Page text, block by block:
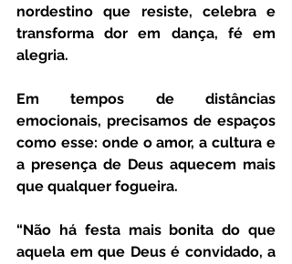
nordestino que resiste, celebra e
transforma dor em dança, fé em
alegria.
Em tempos de distâncias
emocionais, precisamos de espaços
como esse: onde o amor, a cultura e
a presença de Deus aquecem mais
que qualquer fogueira.
“Não há festa mais bonita do que
aquela em que Deus é convidado, a